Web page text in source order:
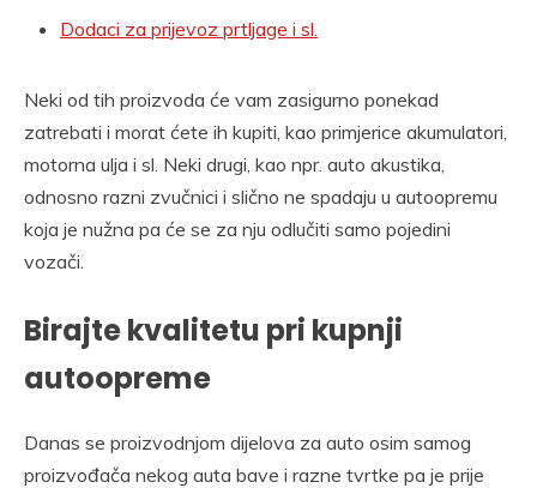
Dodaci za prijevoz prtljage i sl.
Neki od tih proizvoda će vam zasigurno ponekad
zatrebati i morat ćete ih kupiti, kao primjerice akumulatori,
motorna ulja i sl. Neki drugi, kao npr. auto akustika,
odnosno razni zvučnici i slično ne spadaju u autoopremu
koja je nužna pa će se za nju odlučiti samo pojedini
vozači.
Birajte kvalitetu pri kupnji
autoopreme
Danas se proizvodnjom dijelova za auto osim samog
proizvođača nekog auta bave i razne tvrtke pa je prije